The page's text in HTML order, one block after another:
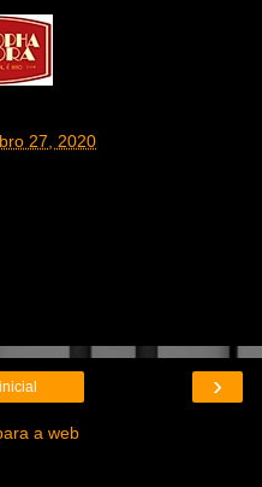
27, 2020
›
a web